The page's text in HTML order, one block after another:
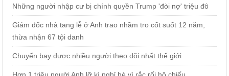
Những người nhập cư bị chính quyền Trump 'đòi nợ' triệu đô
Giám đốc nhà tang lễ ở Anh trao nhầm tro cốt suốt 12 năm,
thừa nhận 67 tội danh
Chuyến bay được nhiều người theo dõi nhất thế giới
Hơn 1 triệu người Anh lỡ kì nghỉ hè vì rắc rối hộ chiếu